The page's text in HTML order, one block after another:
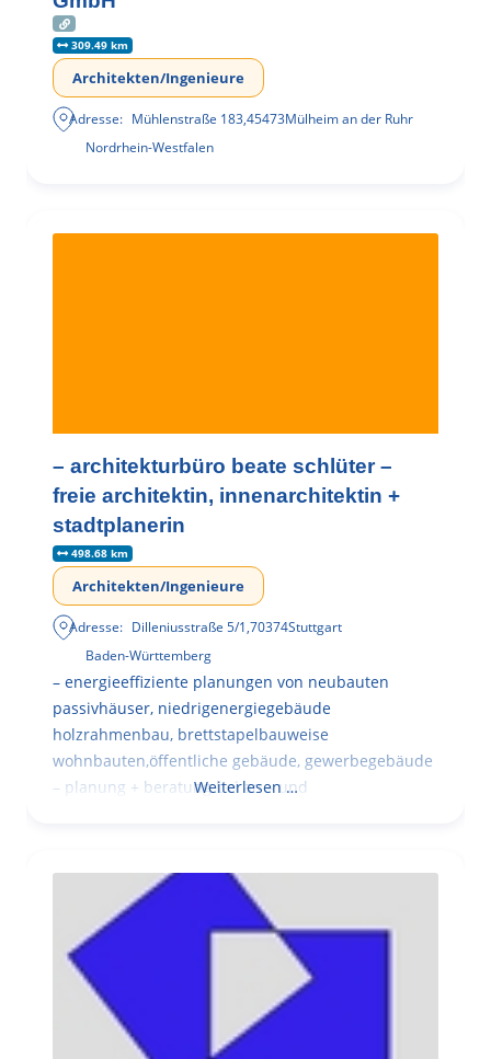
309.49 km
Architekten/Ingenieure
Adresse: Mühlenstraße 183,45473Mülheim an der Ruhr
Nordrhein-Westfalen
– architekturbüro beate schlüter –
freie architektin, innenarchitektin +
stadtplanerin
498.68 km
Architekten/Ingenieure
Adresse: Dilleniusstraße 5/1,70374Stuttgart
Baden-Württemberg
– energieeffiziente planungen von neubauten
passivhäuser, niedrigenergiegebäude
holzrahmenbau, brettstapelbauweise
wohnbauten,öffentliche gebäude, gewerbegebäude
– planung + beratung bei an – und
Weiterlesen …